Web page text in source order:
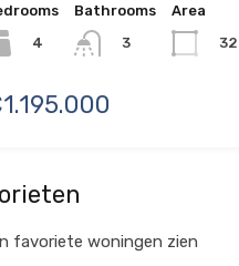
4
Bathrooms
3
Area
favoriete woningen zien